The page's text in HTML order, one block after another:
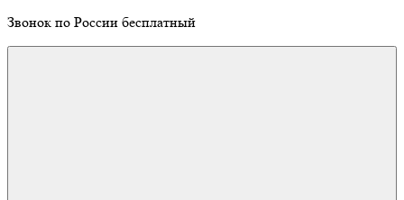
Звонок по России бесплатный